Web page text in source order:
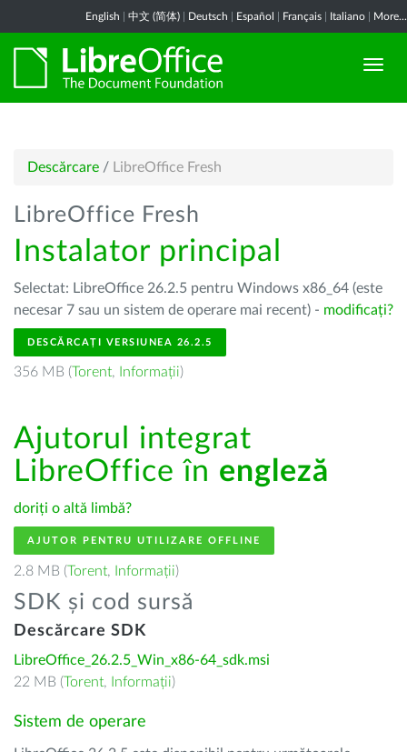
English 中文 (简体) Deutsch Español Français Italiano More...
Descărcare / LibreOffice Fresh
LibreOffice Fresh
Instalator principal
Selectat: LibreOffice 26.2.5 pentru Windows x86_64 (este
necesar 7 sau un sistem de operare mai recent) - modificați?
DESCĂRCAȚI VERSIUNEA 26.2.5
356 MB (Torent, Informații)
Ajutorul integrat
LibreOffice în engleză
doriți o altă limbă?
AJUTOR PENTRU UTILIZARE OFFLINE
2.8 MB (Torent, Informații)
SDK și cod sursă
Descărcare SDK
LibreOffice_26.2.5_Win_x86-64_sdk.msi
22 MB (Torent, Informații)
Sistem de operare